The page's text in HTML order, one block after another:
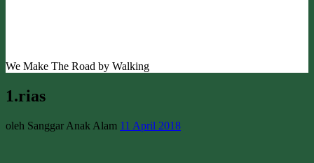
We Make The Road by Walking
1.rias
oleh Sanggar Anak Alam 11 April 2018